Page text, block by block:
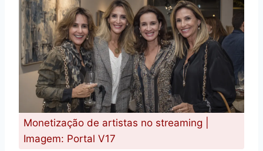
Monetização de artistas no streaming |
Imagem: Portal V17